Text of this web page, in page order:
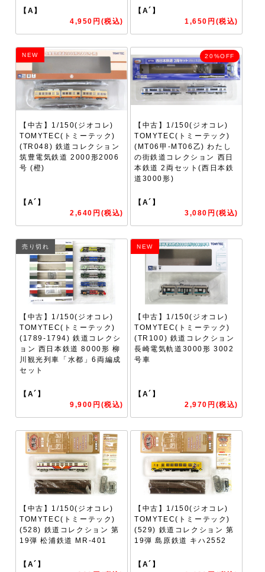
【A】
4,950円(税込)
【A´】
1,650円(税込)
NEW
【中古】1/150(ジオコレ)
TOMYTEC(トミーテック)
(TR048) 鉄道コレクション
筑豊電気鉄道 2000形2006
号 (橙)
【A´】
2,640円(税込)
20%OFF
【中古】1/150(ジオコレ)
TOMYTEC(トミーテック)
(MT06甲-MT06乙) わたし
の街鉄道コレクション 西日
本鉄道 2両セット(西日本鉄
道3000形)
【A´】
3,080円(税込)
売り切れ
【中古】1/150(ジオコレ)
TOMYTEC(トミーテック)
(1789-1794) 鉄道コレクシ
ョン 西日本鉄道 8000形 柳
川観光列車「水都」6両編成
セット
【A´】
9,900円(税込)
NEW
【中古】1/150(ジオコレ)
TOMYTEC(トミーテック)
(TR100) 鉄道コレクション
長崎電気軌道3000形 3002
号車
【A´】
2,970円(税込)
【中古】1/150(ジオコレ)
TOMYTEC(トミーテック)
(528) 鉄道コレクション 第
19弾 松浦鉄道 MR-401
【A´】
【中古】1/150(ジオコレ)
TOMYTEC(トミーテック)
(529) 鉄道コレクション 第
19弾 島原鉄道 キハ2552
【A´】